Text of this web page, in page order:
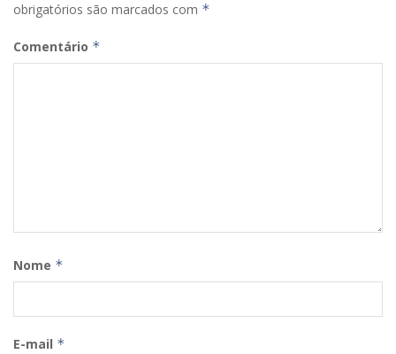
obrigatórios são marcados com *
Comentário *
Nome *
E-mail *